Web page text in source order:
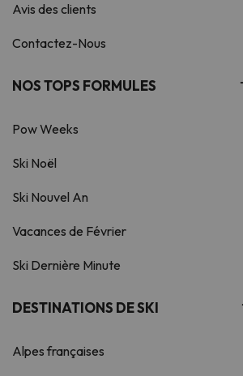
Avis des clients
Contactez-Nous
NOS TOPS FORMULES
Pow Weeks
Ski Noël
Ski Nouvel An
Vacances de Février
Ski Dernière Minute
DESTINATIONS DE SKI
Alpes françaises